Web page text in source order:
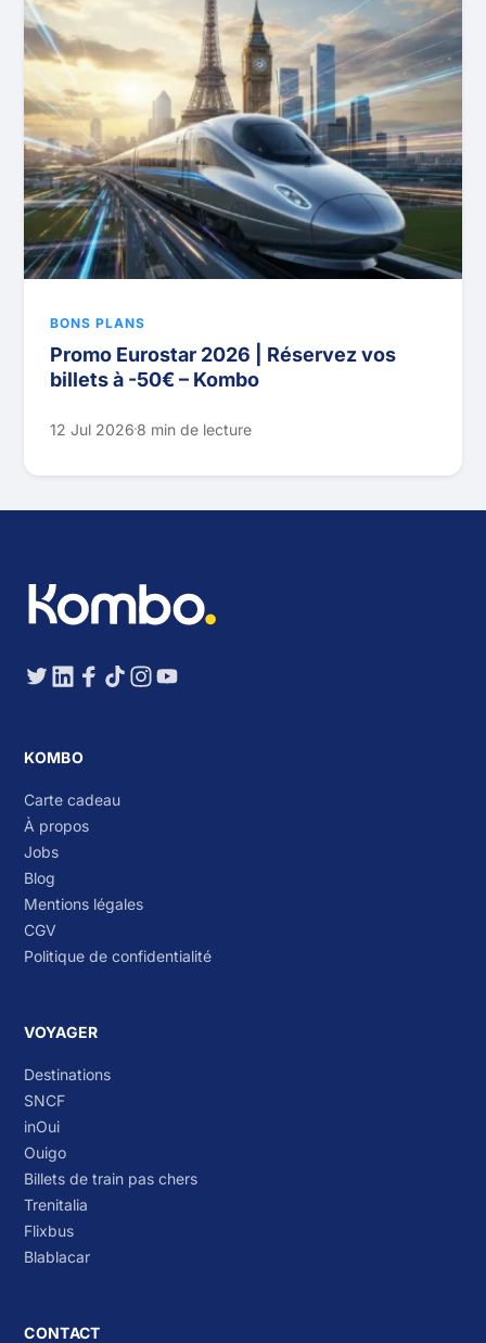
BONS PLANS
Promo Eurostar 2026 | Réservez vos
billets à -50€ – Kombo
12 Jul 20268 min de lecture
KOMBO
Carte cadeau
À propos
Jobs
Blog
Mentions légales
CGV
Politique de confidentialité
VOYAGER
Destinations
SNCF
inOui
Ouigo
Billets de train pas chers
Trenitalia
Flixbus
Blablacar
CONTACT